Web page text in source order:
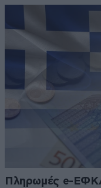
Πληρωμές e-